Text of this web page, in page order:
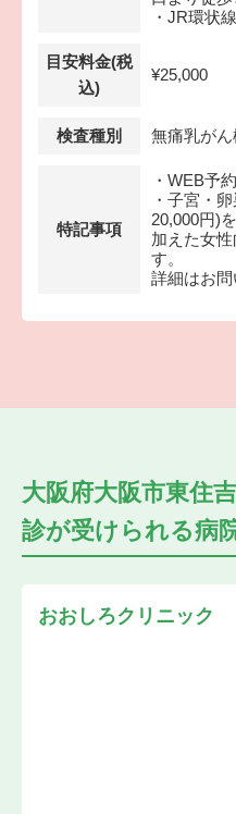
・JR環状
目安料金(税
込)
¥25,000
検査種別 無痛乳がん
特記事項
・WEB予
・子宮・
20,000円)を
加えた女
す。
詳細はお問
大阪府大阪市東住
診が受けられる病
おおしろクリニック